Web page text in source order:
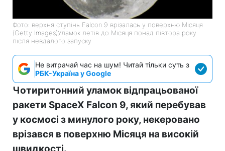
Фото: верхня ступінь Falcon 9 врізалась у поверхню Місяця
(Getty Images)Уламок летів до Місяця понад півтора року
після невдалого запуску
Не витрачай час на шум! Читай тільки суть з
РБК-Україна у Google
Чотиритонний уламок відпрацьованої
ракети SpaceX Falcon 9, який перебував
у космосі з минулого року, некеровано
врізався в поверхню Місяця на високій
швидкості.